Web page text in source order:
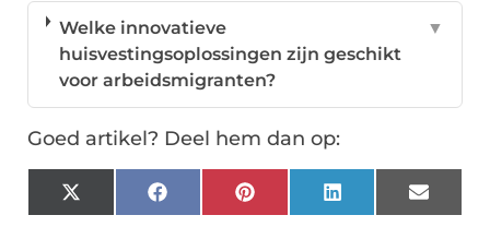
Welke innovatieve
huisvestingsoplossingen zijn geschikt
voor arbeidsmigranten?
▼
Goed artikel? Deel hem dan op:
X
(Twitter)
FacebookPinterestLinkedIn Email